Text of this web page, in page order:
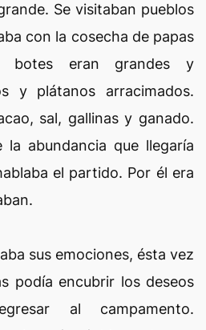
Se visitaban pueblos
con la cosecha de papas
eran grandes y
y plátanos arracimados.
sal, gallinas y ganado.
abundancia que llegaría
el partido. Por él era
sus emociones, ésta vez
podía encubrir los deseos
al campamento.